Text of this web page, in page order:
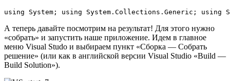
using System; using System.Collections.Generic;
А теперь давайте посмотрим на результат! Для этого нужно
«собрать» и запустить наше приложение. Идем в главное
меню Visual Studo и выбираем пункт «Сборка — Собрать
решение» (или как в английской версии Visual Studio «Build —
Build Solution»).